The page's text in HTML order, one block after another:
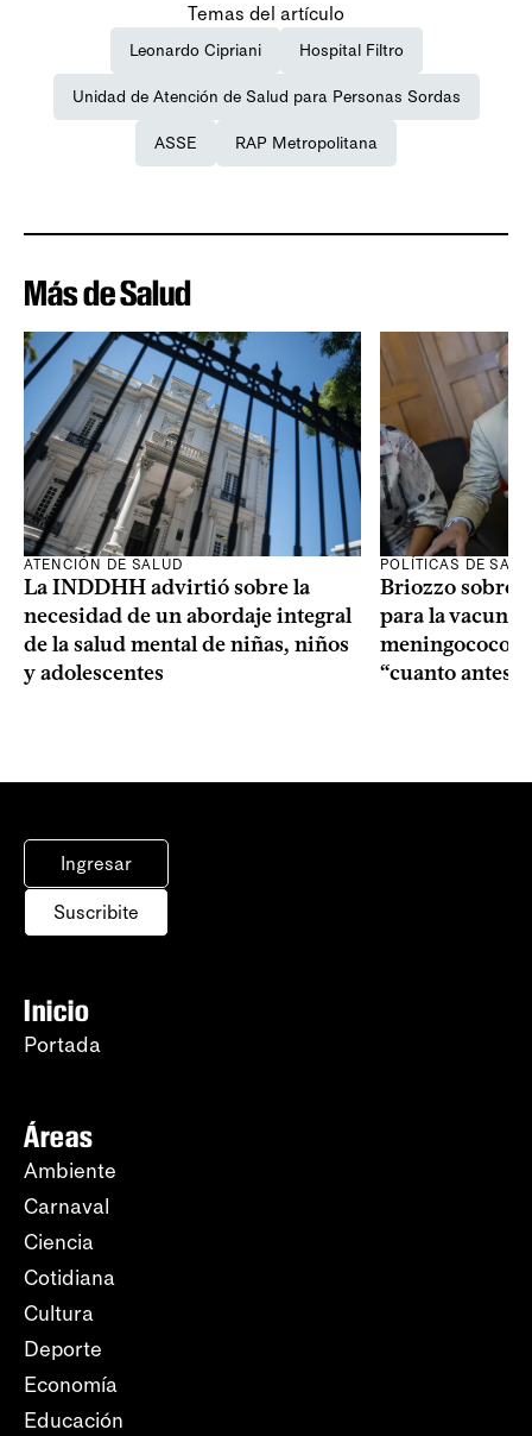
Temas del artículo
Leonardo Cipriani Hospital Filtro
Unidad de Atención de Salud para Personas Sordas
ASSE RAP Metropolitana
Más de Salud
ATENCIÓN DE SALUD
La INDDHH advirtió sobre la
necesidad de un abordaje integral
de la salud mental de niñas, niños
y adolescentes
POLÍTICAS DE
Briozzo sobre
para la vacuna
meningococo:
“cuanto antes
Ingresar
Suscribite
Inicio
Portada
Áreas
Ambiente
Carnaval
Ciencia
Cotidiana
Cultura
Deporte
Economía
Educación